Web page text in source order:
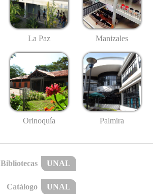
La Paz Manizales
Orinoquía Palmira
Bibliotecas UNAL
Catálogo UNAL